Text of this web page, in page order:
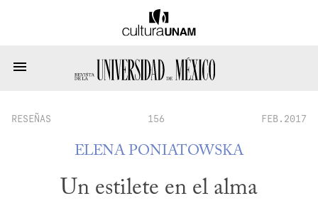
RESEÑAS 156 FEB.2017
ELENA PONIATOWSKA
Un estilete en el alma